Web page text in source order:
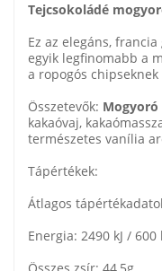
Tejcsokoládé
Ez az elegáns,
egyik legfinomabb a
a ropogós
Összetevők: Mogyoró
kakaóvaj,
természetes vanília
Tápértékek:
Átlagos
Energia: 2490 kJ / 600